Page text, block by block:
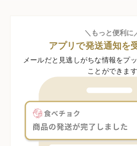
＼もっと便利に
アプリで発送通知を
メールだと見逃しがちな情報をプ
ことができます